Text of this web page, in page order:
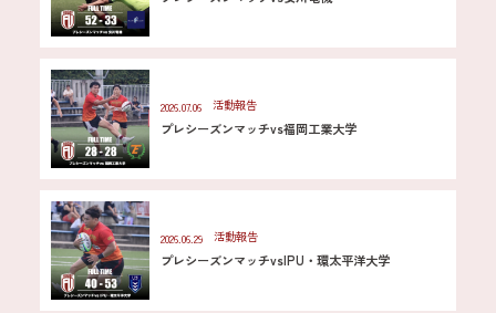
2026.07.06 活動報告
プレシーズンマッチvs福岡工業大学
2026.06.29 活動報告
プレシーズンマッチvsIPU・環太平洋大学